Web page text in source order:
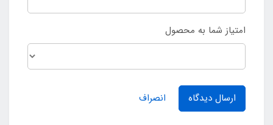
امتیاز شما به محصول
ارسال دیدگاه انصراف